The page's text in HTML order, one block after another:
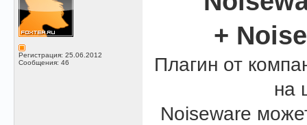
Регистрация: 25.06.2012
Сообщения: 46
+
Плагин от
на
Noiseware